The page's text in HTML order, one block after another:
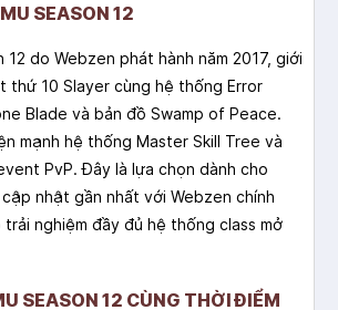
SEASON 12
12 do Webzen phát hành năm 2017, giới
thứ 10 Slayer cùng hệ thống Error
Blade và bản đồ Swamp of Peace.
mạnh hệ thống Master Skill Tree và
PvP. Đây là lựa chọn dành cho
nhật gần nhất với Webzen chính
nghiệm đầy đủ hệ thống class mở
SEASON 12 CÙNG THỜI ĐIỂM